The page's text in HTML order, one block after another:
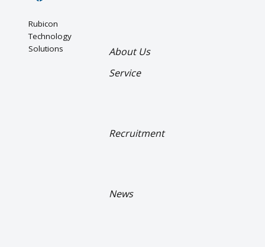
Rubicon
Technology
Solutions
About Us
Service
Recruitment
News